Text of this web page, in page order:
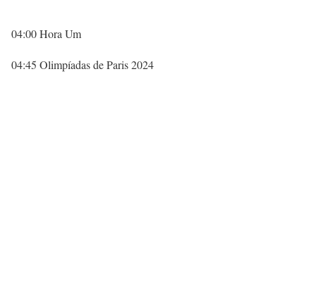
04:00 Hora Um
04:45 Olimpíadas de Paris 2024